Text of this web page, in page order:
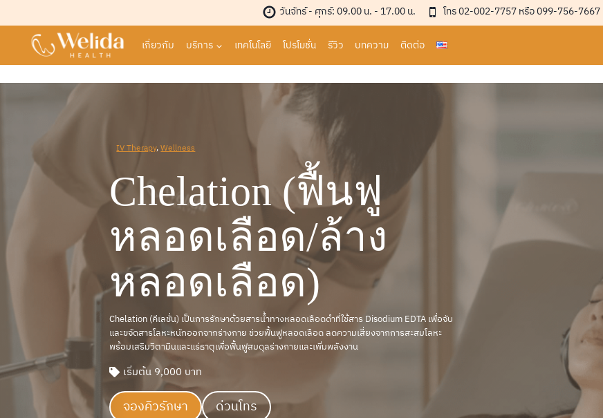
to
content
วันจัทร์ - ศุกร์: 09.00 น. - 17.00 น. โทร 02-002-7757 หรือ 099-756-7667
เกี่ยวกับ บริการ เทคโนโลยี โปรโมชั่น รีวิว บทความ ติดต่อ
IV Therapy, Wellness
Chelation (ฟื้นฟู
หลอดเลือด/ล้าง
หลอดเลือด)
Chelation (คีเลชั่น) เป็นการรักษาด้วยสารน้ำทางหลอดเลือดดำที่ใช้สาร Disodium EDTA เพื่อจับ
และขจัดสารโลหะหนักออกจากร่างกาย ช่วยฟื้นฟูหลอดเลือด ลดความเสี่ยงจากการสะสมโลหะ
พร้อมเสริมวิตามินและแร่ธาตุเพื่อฟื้นฟูสมดุลร่างกายและเพิ่มพลังงาน
เริ่มต้น 9,000 บาท
จองคิวรักษา ด่วนโทร